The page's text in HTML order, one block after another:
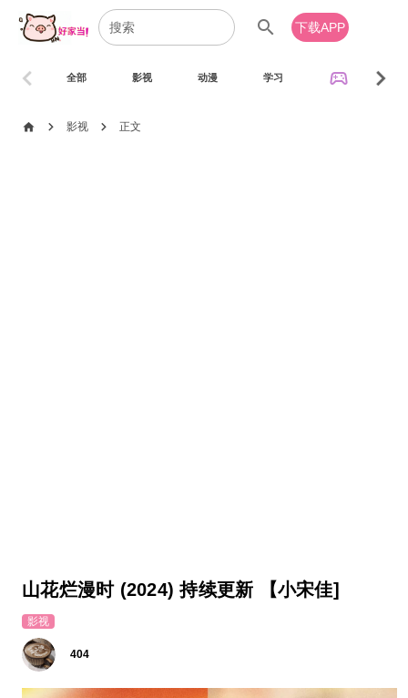
search 下载APP
全部 影视 动漫 学习 sports_esports
chevron_left chevron_right
home chevron_right 影视 chevron_right 正文
山花烂漫时 (2024) 持续更新 【小宋佳]
影视
404